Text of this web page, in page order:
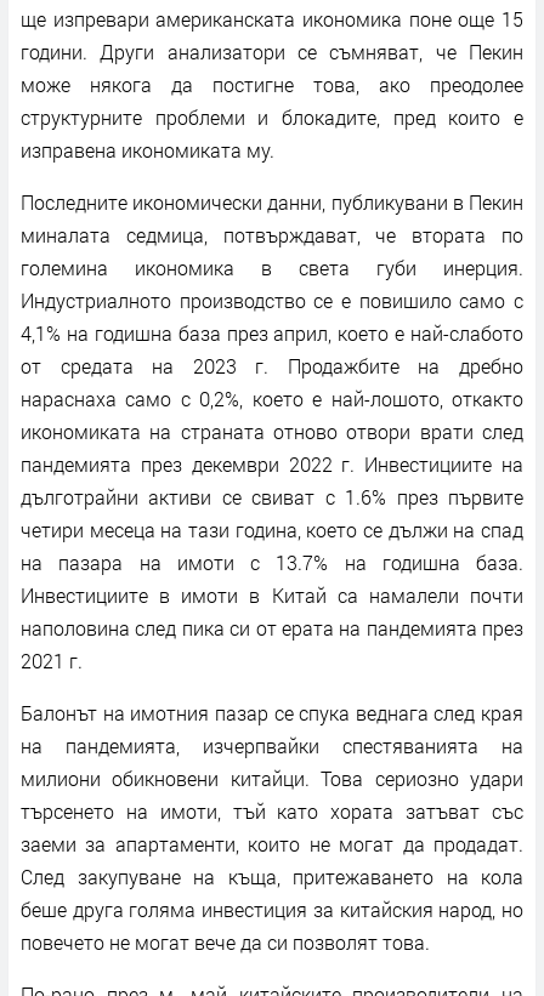
ще изпревари американската икономика поне още 15
години. Други анализатори се съмняват, че Пекин
може някога да постигне това, ако преодолее
структурните проблеми и блокадите, пред които е
изправена икономиката му.
Последните икономически данни, публикувани в Пекин
миналата седмица, потвърждават, че втората по
големина икономика в света губи инерция.
Индустриалното производство се е повишило само с
4,1% на годишна база през април, което е най-слабото
от средата на 2023 г. Продажбите на дребно
нараснаха само с 0,2%, което е най-лошото, откакто
икономиката на страната отново отвори врати след
пандемията през декември 2022 г. Инвестициите на
дълготрайни активи се свиват с 1.6% през първите
четири месеца на тази година, което се дължи на спад
на пазара на имоти с 13.7% на годишна база.
Инвестициите в имоти в Китай са намалели почти
наполовина след пика си от ерата на пандемията през
2021 г.
Балонът на имотния пазар се спука веднага след края
на пандемията, изчерпвайки спестяванията на
милиони обикновени китайци. Това сериозно удари
търсенето на имоти, тъй като хората затъват със
заеми за апартаменти, които не могат да продадат.
След закупуване на къща, притежаването на кола
беше друга голяма инвестиция за китайския народ, но
повечето не могат вече да си позволят това.